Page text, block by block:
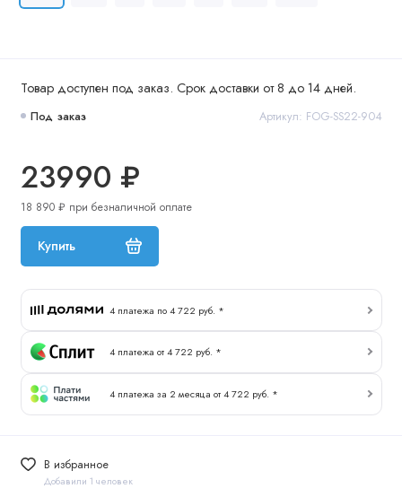
Товар доступен под заказ. Срок доставки от 8 до 14 дней.
Под заказ Артикул: FOG-SS22-904
23990 ₽
18 890 ₽ при безналичной оплате
Купить
4 платежа по 4 722 руб. *
4 платежа от 4 722 руб. *
4 платежа за 2 месяца от 4 722 руб. *
В избранное
Добавили 1 человек